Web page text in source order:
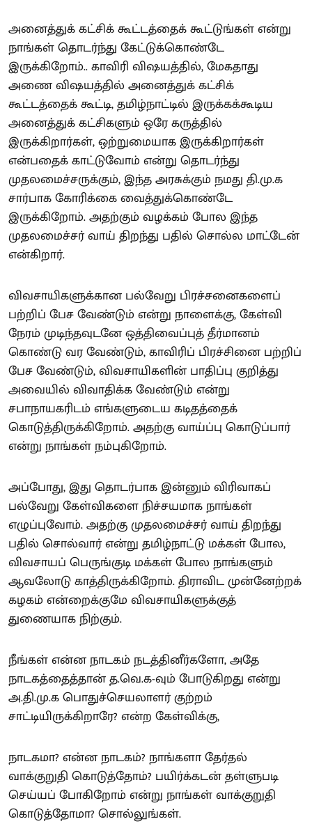
அனைத்துக் கட்சிக் கூட்டத்தைக் கூட்டுங்கள் என்று
நாங்கள் தொடர்ந்து கேட்டுக்கொண்டே
இருக்கிறோம்.. காவிரி விஷயத்தில், மேகதாது
அணை விஷயத்தில் அனைத்துக் கட்சிக்
கூட்டத்தைக் கூட்டி, தமிழ்நாட்டில் இருக்கக்கூடிய
அனைத்துக் கட்சிகளும் ஒரே கருத்தில்
இருக்கிறார்கள், ஒற்றுமையாக இருக்கிறார்கள்
என்பதைக் காட்டுவோம் என்று தொடர்ந்து
முதலமைச்சருக்கும், இந்த அரசுக்கும் நமது தி.மு.க
சார்பாக கோரிக்கை வைத்துக்கொண்டே
இருக்கிறோம். அதற்கும் வழக்கம் போல இந்த
முதலமைச்சர் வாய் திறந்து பதில் சொல்ல மாட்டேன்
என்கிறார்.
விவசாயிகளுக்கான பல்வேறு பிரச்சனைகளைப்
பற்றிப் பேச வேண்டும் என்று நாளைக்கு, கேள்வி
நேரம் முடிந்தவுடனே ஒத்திவைப்புத் தீர்மானம்
கொண்டு வர வேண்டும், காவிரிப் பிரச்சினை பற்றிப்
பேச வேண்டும், விவசாயிகளின் பாதிப்பு குறித்து
அவையில் விவாதிக்க வேண்டும் என்று
சபாநாயகரிடம் எங்களுடைய கடிதத்தைக்
கொடுத்திருக்கிறோம். அதற்கு வாய்ப்பு கொடுப்பார்
என்று நாங்கள் நம்புகிறோம்.
அப்போது, இது தொடர்பாக இன்னும் விரிவாகப்
பல்வேறு கேள்விகளை நிச்சயமாக நாங்கள்
எழுப்புவோம். அதற்கு முதலமைச்சர் வாய் திறந்து
பதில் சொல்வார் என்று தமிழ்நாட்டு மக்கள் போல,
விவசாயப் பெருங்குடி மக்கள் போல நாங்களும்
ஆவலோடு காத்திருக்கிறோம். திராவிட முன்னேற்றக்
கழகம் என்றைக்குமே விவசாயிகளுக்குத்
துணையாக நிற்கும்.
நீங்கள் என்ன நாடகம் நடத்தினீர்களோ, அதே
நாடகத்தைத்தான் த.வெ.க-வும் போடுகிறது என்று
அ.தி.மு.க பொதுச்செயலாளர் குற்றம்
சாட்டியிருக்கிறாரே? என்ற கேள்விக்கு,
நாடகமா? என்ன நாடகம்? நாங்களா தேர்தல்
வாக்குறுதி கொடுத்தோம்? பயிர்க்கடன் தள்ளுபடி
செய்யப் போகிறோம் என்று நாங்கள் வாக்குறுதி
கொடுத்தோமா? சொல்லுங்கள்.